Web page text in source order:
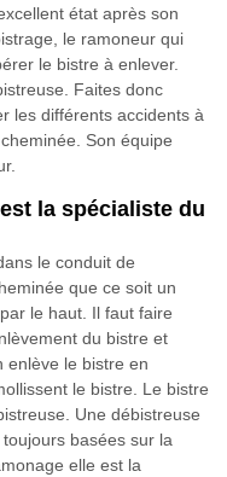
état après son
le ramoneur qui
le bistre à enlever.
Faites donc
les différents accidents à
Son équipe
la spécialiste du
le conduit de
que ce soit un
le haut. Il faut faire
du bistre et
enlève le bistre en
le bistre. Le bistre
Une débistreuse
basées sur la
elle est la